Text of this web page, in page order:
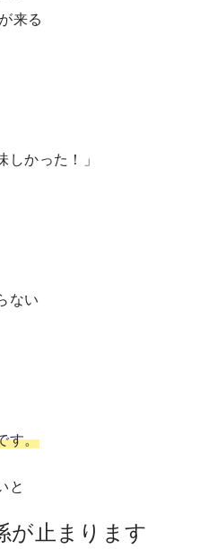
来る
しかった！」
ない
す。
と
が止まります